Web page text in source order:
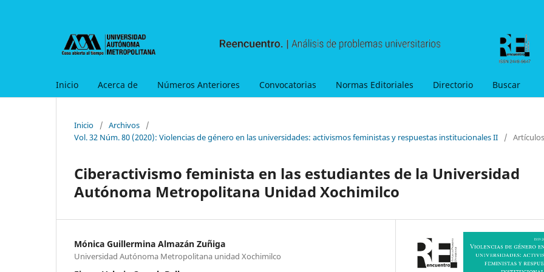
Inicio Acerca de Números Anteriores Convocatorias Normas Editoriales Directorio Buscar
Inicio / Archivos
/
Vol. 32 Núm. 80 (2020): Violencias de género en las universidades: activismos feministas y respuestas institucionales II
/ Artículos
Ciberactivismo feminista en las estudiantes de la Universidad
Autónoma Metropolitana Unidad Xochimilco
Mónica Guillermina Almazán Zuñiga
Universidad Autónoma Metropolitana unidad Xochimilco